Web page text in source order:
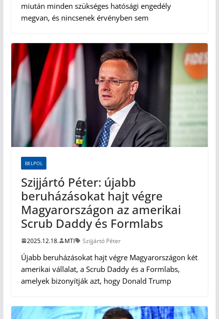
miután minden szükséges hatósági engedély
megvan, és nincsenek érvényben sem
BELPOL
Szijjártó Péter: újabb
beruházásokat hajt végre
Magyarországon az amerikai
Scrub Daddy és Formlabs
2025.12.18. MTI Szijjártó Péter
Újabb beruházásokat hajt végre Magyarországon két
amerikai vállalat, a Scrub Daddy és a Formlabs,
amelyek bizonyítják azt, hogy Donald Trump